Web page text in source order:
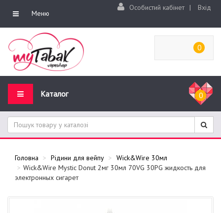
Меню
Особистий кабінет | Вхід
0
Каталог 0
Головна Рідини для вейпу
Wick&Wire 30мл
Wick&Wire Mystic Donut 2мг 30мл 70VG 30PG жидкость для
электронных сигарет